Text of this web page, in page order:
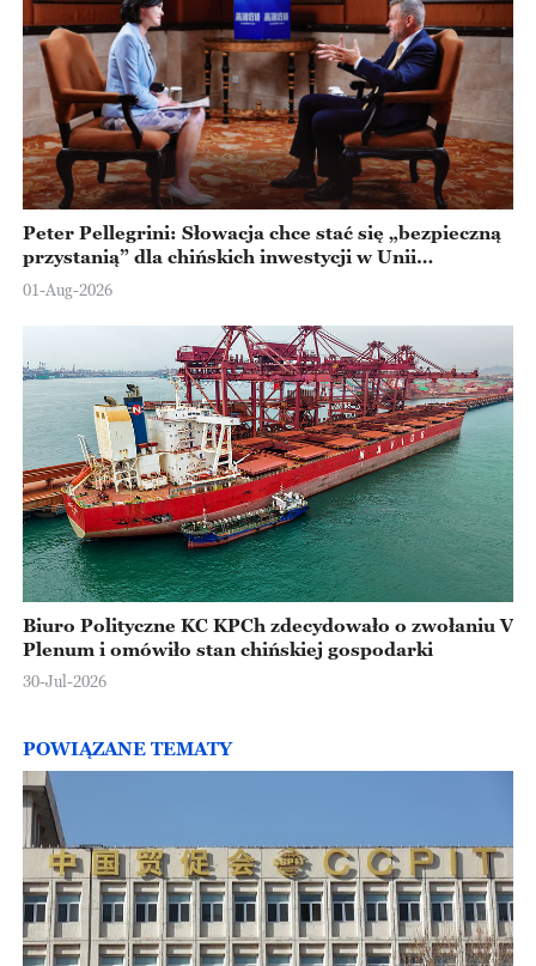
Peter Pellegrini: Słowacja chce stać się „bezpieczną
przystanią” dla chińskich inwestycji w Unii
Europejskiej
01-Aug-2026
Biuro Polityczne KC KPCh zdecydowało o zwołaniu V
Plenum i omówiło stan chińskiej gospodarki
30-Jul-2026
POWIĄZANE TEMATY